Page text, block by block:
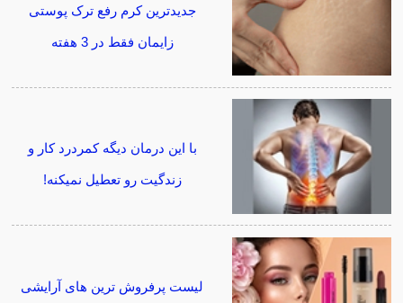
جدیدترین کرم رفع ترک پوستی
زایمان فقط در 3 هفته
با این درمان دیگه کمردرد کار و
زندگیت رو تعطیل نمیکنه!
لیست پرفروش ترین های آرایشی